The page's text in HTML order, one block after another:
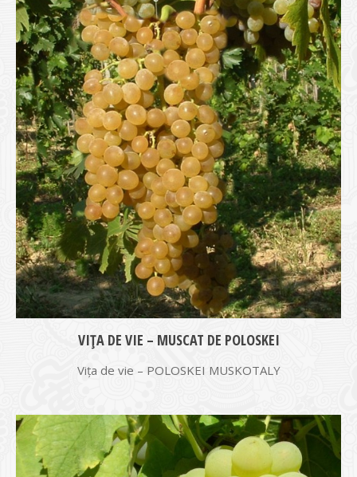
VIŢA DE VIE – MUSCAT DE POLOSKEI
Vița de vie – POLOSKEI MUSKOTALY